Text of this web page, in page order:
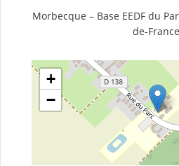
Morbecque – Base EEDF du
de-
+
−